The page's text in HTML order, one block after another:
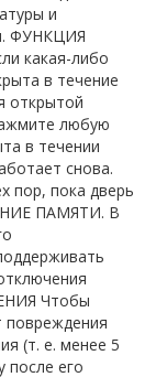
и
ФУНКЦИЯ
какая-либо
в течение
открытой
любую
в течении
снова.
пор, пока дверь
ПАМЯТИ. В
Чтобы
повреждения
(т. е. менее 5
после его